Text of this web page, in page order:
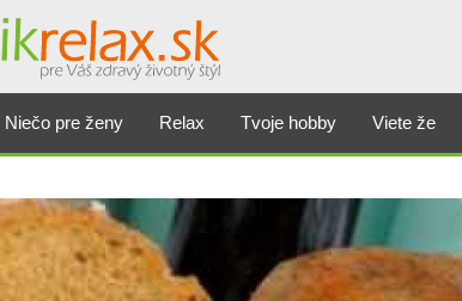
Niečo pre ženy Relax Tvoje hobby Viete že